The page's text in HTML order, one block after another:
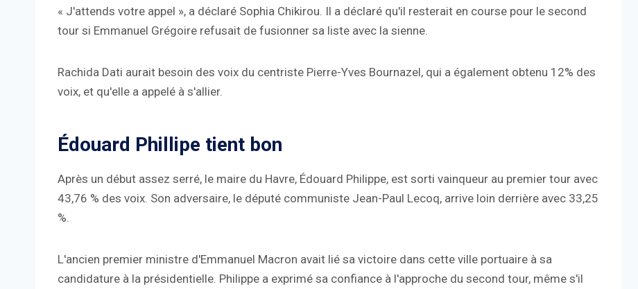
« J'attends votre appel », a déclaré Sophia Chikirou. Il a déclaré qu'il resterait en course pour le second
tour si Emmanuel Grégoire refusait de fusionner sa liste avec la sienne.
Rachida Dati aurait besoin des voix du centriste Pierre-Yves Bournazel, qui a également obtenu 12% des
voix, et qu'elle a appelé à s'allier.
Édouard Phillipe tient bon
Après un début assez serré, le maire du Havre, Édouard Philippe, est sorti vainqueur au premier tour avec
43,76 % des voix. Son adversaire, le député communiste Jean-Paul Lecoq, arrive loin derrière avec 33,25
%.
L'ancien premier ministre d'Emmanuel Macron avait lié sa victoire dans cette ville portuaire à sa
candidature à la présidentielle. Philippe a exprimé sa confiance à l'approche du second tour, même s'il